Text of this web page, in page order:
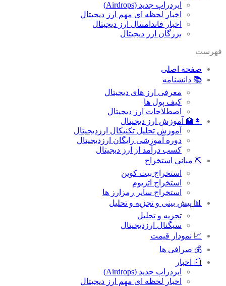
ایردراپ جدید (Airdrops)
اخبار لحظه ای مهم ارز دیجیتال
اخبار فاندامنتال ارز دیجیتال
بزرگان ارز دیجیتال
فهرست
صفحه اصلی
📚 دانشنامه
معرفی ارز های دیجیتال
کیف پول ها
اصطلاحات ارز دیجیتال
👩‍🏫 آموزش ارز دیجیتال
آموزش تحلیل تکنیکال ارزدیجیتال
دوره آموزشی رایگان ارزدیجیتال
کسب درآمد از ارز دیجیتال
⛏ مبانی استخراج
استخراج بیت کوین
استخراج اتریوم
استخراج سایر رمزارز ها
📊 پیش بینی و تجزیه و تحلیل
تجزیه و تحلیل
سیگنال ارزدیجیتال
📈 نمودار قیمت
💰 صرافی ها
📰 اخبار
ایردراپ جدید (Airdrops)
اخبار لحظه ای مهم ارز دیجیتال